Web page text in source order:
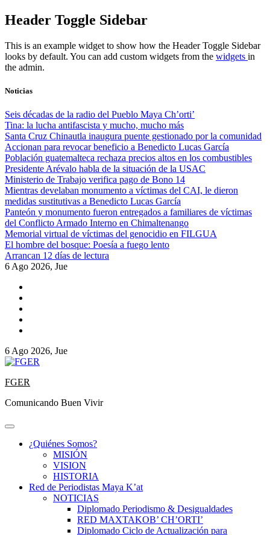
Skip
to
Header Toggle Sidebar
This is an example widget to show how the Header Toggle Sidebar
looks by default. You can add custom widgets from the widgets in
the admin.
Noticias
Seis décadas de la radio del Pueblo Maya Ch’orti’
Tina: la lucha antifascista y mucho, mucho más
Santa Cruz Chinautla inaugura puente gestionado por la comunidad
Accionan para revocar beneficio a Benedicto Lucas García
Población guatemalteca rechaza precios altos en los combustibles
Presidente Arévalo habla de la situación de la USAC
Ministerio de Trabajo verifica pago de Bono 14
Mientras develaban monumento a víctimas del CAI, le dieron
medidas sustitutivas a Benedicto Lucas García
Panteón y monumento fueron entregados a familiares de víctimas
del Conflicto Armado Interno en Chimaltenango
Memorial virtual de víctimas del genocidio en FILGUA
El hombre del bosque: Poesía a fuego lento
Arrancan 12 días de lectura
6 Ago 2026, Jue
6 Ago 2026, Jue
FGER
Comunicando Buen Vivir
¿Quiénes Somos?
MISIÓN
VISION
HISTORIA
Red de Periodistas Maya K’at
NOTICIAS
Diplomado Periodismo & Desigualdades
RED MAXTAKOB’ CH’ORTI’
Diplomado Ciclo de Actualización para